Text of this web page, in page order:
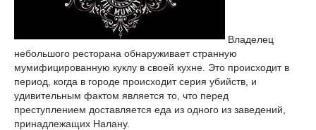
Владелец
небольшого ресторана обнаруживает странную
мумифицированную куклу в своей кухне. Это происходит в
период, когда в городе происходит серия убийств, и
удивительным фактом является то, что перед
преступлением доставляется еда из одного из заведений,
принадлежащих Налану.